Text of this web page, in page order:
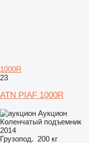
1000R
23
ATN PIAF 1000R
Аукцион
Коленчатый подъемник
2014
Грузопод. 200 кг